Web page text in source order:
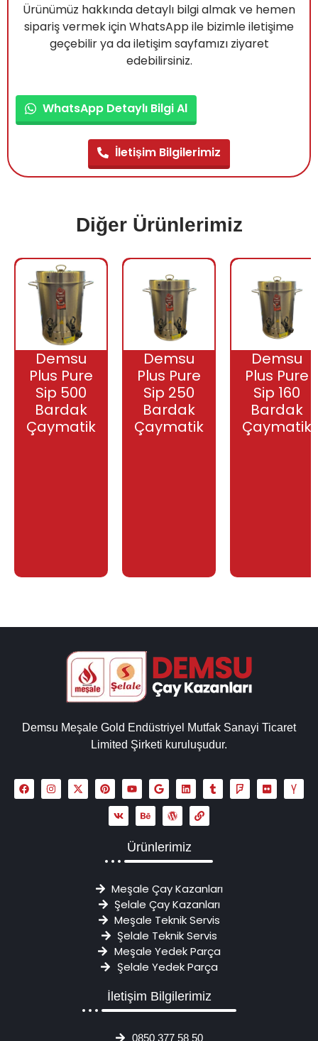
Ürünümüz hakkında detaylı bilgi almak ve hemen
sipariş vermek için WhatsApp ile bizimle iletişime
geçebilir ya da iletişim sayfamızı ziyaret
edebilirsiniz.
WhatsApp Detaylı Bilgi Al
İletişim Bilgilerimiz
Diğer Ürünlerimiz
Demsu
Plus Pure
Sip 500
Bardak
Çaymatik
Demsu
Plus Pure
Sip 250
Bardak
Çaymatik
Demsu
Plus Pure
Sip 160
Bardak
Çaymatik
Demsu Meşale Gold Endüstriyel Mutfak Sanayi Ticaret
Limited Şirketi kuruluşudur.
Ürünlerimiz
Meşale Çay Kazanları
Şelale Çay Kazanları
Meşale Teknik Servis
Şelale Teknik Servis
Meşale Yedek Parça
Şelale Yedek Parça
İletişim Bilgilerimiz
0850 377 58 50